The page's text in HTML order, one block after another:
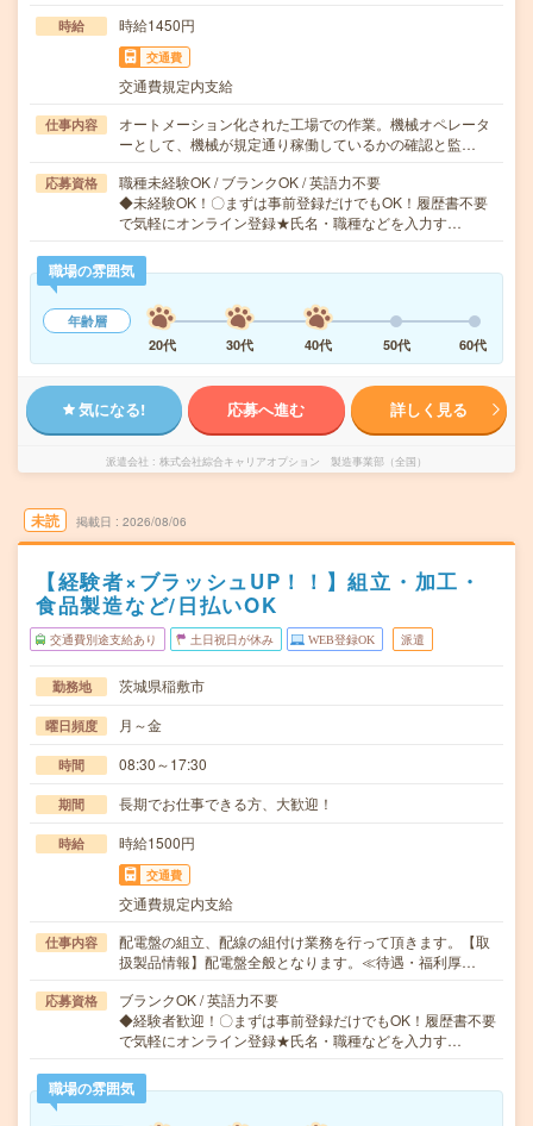
時給 時給1450円
交通費
交通費規定内支給
仕事内容
オートメーション化された工場での作業。機械オペレータ
ーとして、機械が規定通り稼働しているかの確認と監…
応募資格
職種未経験OK / ブランクOK / 英語力不要
◆未経験OK！〇まずは事前登録だけでもOK！履歴書不要
で気軽にオンライン登録★氏名・職種などを入力す…
職場の雰囲気
年齢層
20代
30代 40代 50代 60代
気になる! 応募へ進む 詳しく見る
派遣会社 株式会社綜合キャリアオプション 製造事業部（全国）
未読 掲載日 2026/08/06
【経験者×ブラッシュUP！！】組立・加工・
食品製造など/日払いOK
交通費別途支給あり 土日祝日が休み WEB登録OK 派遣
勤務地 茨城県稲敷市
曜日頻度 月～金
時間 08:30～17:30
期間 長期でお仕事できる方、大歓迎！
時給 時給1500円
交通費
交通費規定内支給
仕事内容
配電盤の組立、配線の組付け業務を行って頂きます。【取
扱製品情報】配電盤全般となります。≪待遇・福利厚…
応募資格
ブランクOK / 英語力不要
◆経験者歓迎！〇まずは事前登録だけでもOK！履歴書不要
で気軽にオンライン登録★氏名・職種などを入力す…
職場の雰囲気